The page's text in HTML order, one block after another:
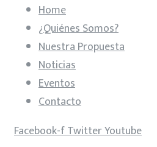
Home
¿Quiénes Somos?
Nuestra Propuesta
Noticias
Eventos
Contacto
Facebook-fTwitterYoutube